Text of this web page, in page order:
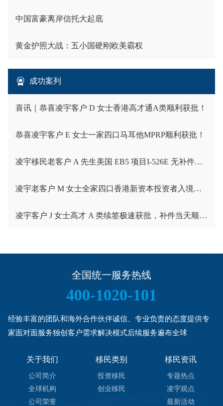
中国富豪离岸信托大起底
黄金护照大战：五小国硬刚欧美霸权
成功案列
喜讯｜恭喜凌宇客户 D 女士香港高才通A类顺利获批！
恭喜凌宇客户 E 女士一家四口马耳他MPRP顺利获批！
凌宇移民老客户 A 先生美国 EB5 项目I-526E 无补件直接获批！
凌宇老客户 M 女士全家四口香港新资本投资者入境计划成功获批！卡点保住子女受养人资格，复杂资产一次性通关
凌宇客户 J 女士高才 A 类续签极速获批，补件当天顺利拿下香港续签！
全国统一服务热线
400-1020-101
经验丰富的团队和海外合作伙伴诚信、专业负责的态度提供专
家面对面服务独创客户需求解决模式后续服务遍布全球
关于我们
公司简介
全球机构
公司荣誉
移民类别
投资移民
创业移民
移民资讯
专题热点
凌宇观点
最新活动